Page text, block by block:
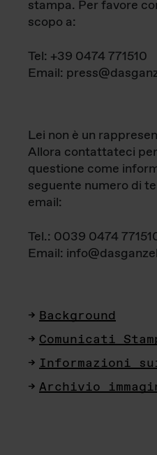
stampa. Per favore
scopo a:
Tel: +39 0474 771510
Email:
Lei non è un
Allora contattateci
questione come
seguente numero di
email:
Tel.: 0039 0474
Email:
Background
Comunicati
Informazioni
Archivio